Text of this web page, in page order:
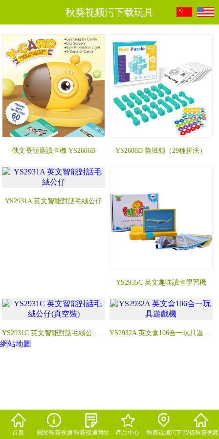
秋葵视频污下载玩具
俄文長頸鹿讀卡機 YS2606B YS2608D 魯班鎖（29種拚法）
YS2931A 英文智能對話毛絨公仔
YS2935C 英文趣味讀卡學習機
YS2931C 英文智能對話毛絨公仔(真空裝) YS2932A 英文盒106合一玩具遊戲機
首頁 關於秋葵视频 秋葵视频网站 產品中心 秋葵视频污下 聯係秋葵视频
網站地圖